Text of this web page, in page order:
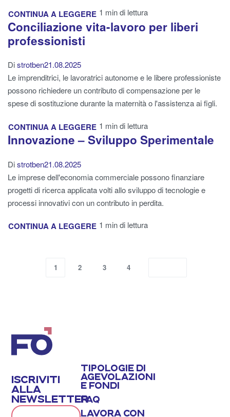
CONTINUA A LEGGERE 1 min di lettura
Conciliazione vita-lavoro per liberi
professionisti
Distrotben21.08.2025
Le imprenditrici, le lavoratrici autonome e le libere professioniste
possono richiedere un contributo di compensazione per le
spese di sostituzione durante la maternità o l'assistenza ai figli.
CONTINUA A LEGGERE 1 min di lettura
Innovazione – Sviluppo Sperimentale
Distrotben21.08.2025
Le imprese dell'economia commerciale possono finanziare
progetti di ricerca applicata volti allo sviluppo di tecnologie e
processi innovativi con un contributo in perdita.
CONTINUA A LEGGERE 1 min di lettura
1 2 3 4
TIPOLOGIE DI
AGEVOLAZIONI
E FONDI
FAQ
LAVORA CON
ISCRIVITI
ALLA
NEWSLETTER